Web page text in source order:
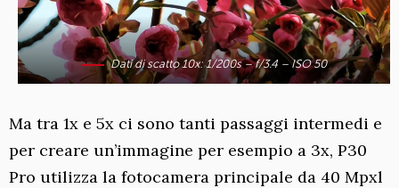
Dati di scatto 10x: 1/200s – f/3.4 – ISO 50
Ma tra 1x e 5x ci sono tanti passaggi intermedi e
per creare un’immagine per esempio a 3x, P30
Pro utilizza la fotocamera principale da 40 Mpxl